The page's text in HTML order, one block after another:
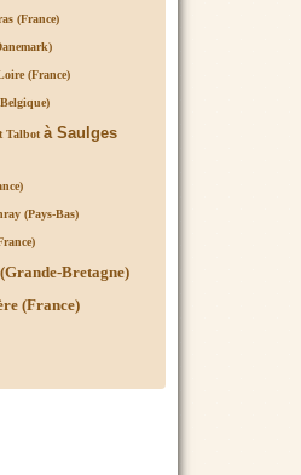
(France)
(France)
Talbotà Saulges
(Pays-Bas)
Bretagne)
(France)